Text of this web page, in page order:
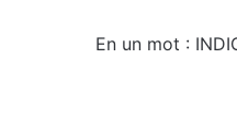
En un mot :